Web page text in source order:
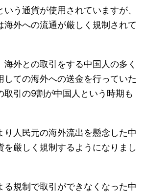
う通貨が使用されていますが、
海外への流通が厳しく規制されて
海外との取引をする中国人の多く
しての海外への送金を行っていた
取引の9割が中国人という時期も
り人民元の海外流出を懸念した中
を厳しく規制するようになりまし
る規制で取引ができなくなった中